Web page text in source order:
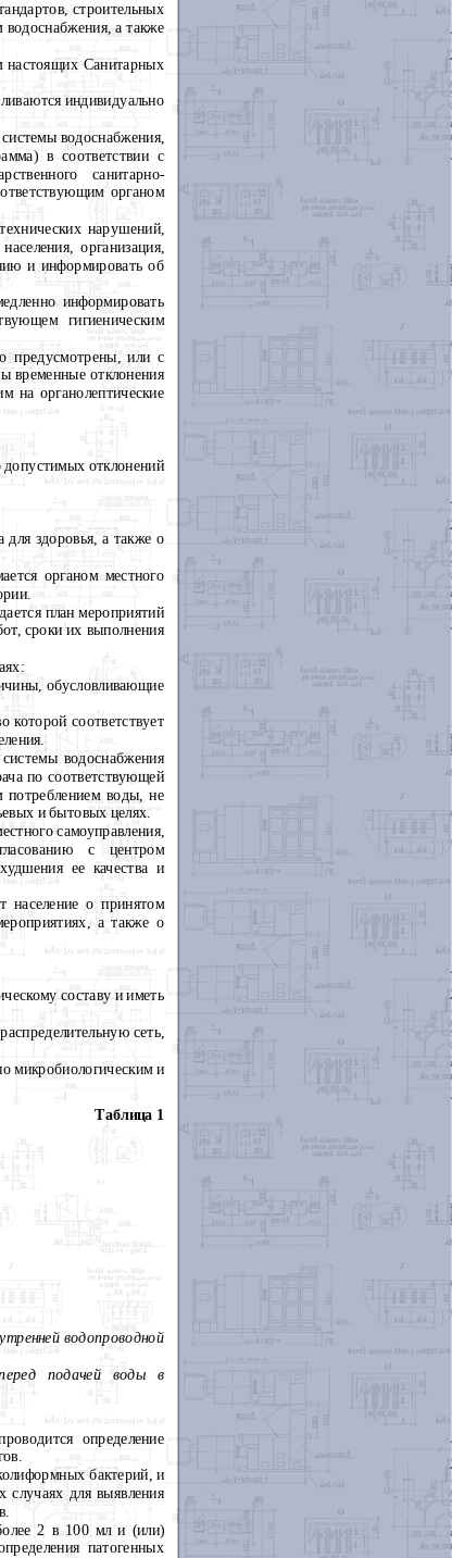
строительных
водоснабжения, а также
настоящих Санитарных
индивидуально
водоснабжения,
в соответствии с
санитарно-
органом
нарушений,
организация,
и информировать об
информировать
гигиеническим
предусмотрены, или с
временные отклонения
на органолептические
допустимых отклонений
здоровья, а также о
органом местного
план мероприятий
сроки их выполнения
обусловливающие
которой соответствует
водоснабжения
по соответствующей
потреблением воды, не
и бытовых целях.
самоуправления,
с центром
ее качества и
население о принятом
а также о
составу и иметь
сеть,
микробиологическим и
Таблица 1
водопроводной
подачей воды в
определение
бактерий, и
случаях для выявления
2 в 100 мл и (или)
патогенных